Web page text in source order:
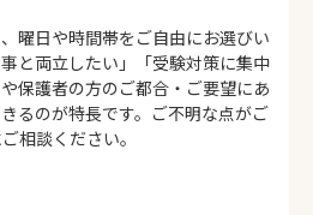
曜日や時間帯をご自由にお選びい
と両立したい」「受験対策に集中
保護者の方のご都合・ご要望にあ
るのが特長です。ご不明な点がご
相談ください。